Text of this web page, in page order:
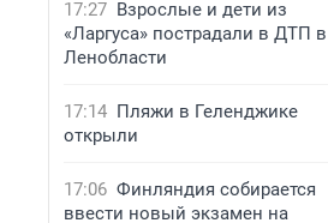
17:27 Взрослые и дети из
«Ларгуса» пострадали в ДТП в
Ленобласти
17:14 Пляжи в Геленджике
открыли
17:06 Финляндия собирается
ввести новый экзамен на